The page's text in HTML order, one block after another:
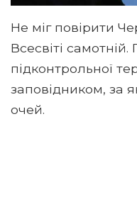
Не міг повірити
Всесвіті
підконтрольної
заповідником, за
очей.